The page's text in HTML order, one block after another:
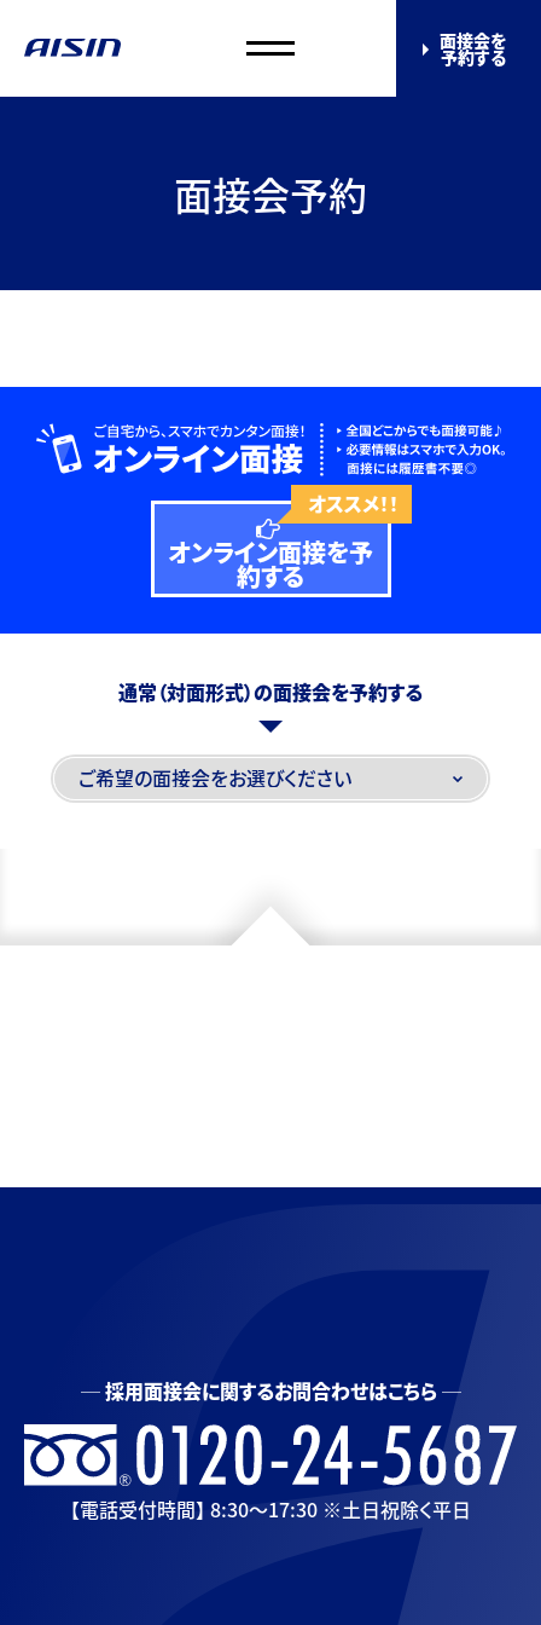
面接会を
予約する
面接会予約
オンライン面接を予
約する
オススメ！！
通常（対面形式）の面接会を予約する
採用面接会に関するお問合わせはこちら
【電話受付時間】 8:30〜17:30 ※土日祝除く平日